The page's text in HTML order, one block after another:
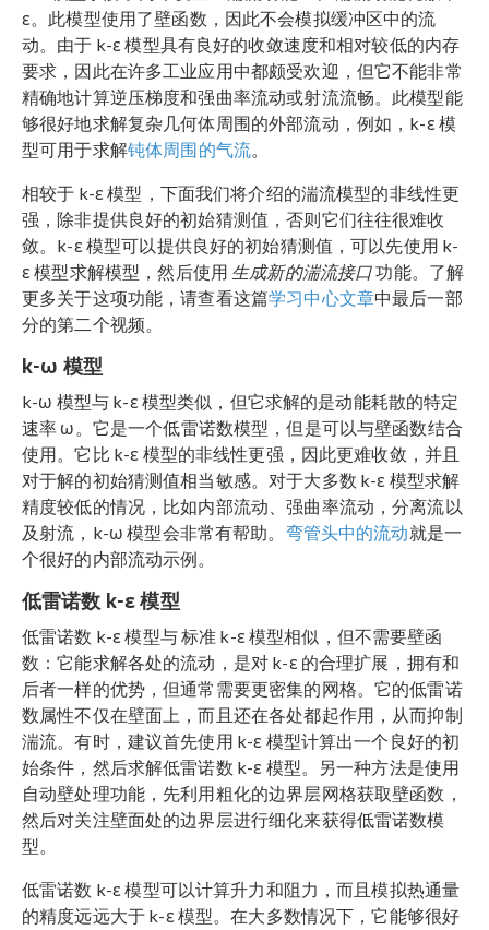
ε。此模型使用了壁函数，因此不会模拟缓冲区中的流
动。由于 k-ε 模型具有良好的收敛速度和相对较低的内存
要求，因此在许多工业应用中都颇受欢迎，但它不能非常
精确地计算逆压梯度和强曲率流动或射流流畅。此模型能
够很好地求解复杂几何体周围的外部流动，例如，k-ε 模
型可用于求解钝体周围的气流。
相较于 k-ε 模型，下面我们将介绍的湍流模型的非线性更
强，除非提供良好的初始猜测值，否则它们往往很难收
敛。k-ε 模型可以提供良好的初始猜测值，可以先使用 k-
ε 模型求解模型，然后使用 生成新的湍流接口功能。了解
更多关于这项功能，请查看这篇学习中心文章中最后一部
分的第二个视频。
k-ω 模型
k-ω 模型与 k-ε 模型类似，但它求解的是动能耗散的特定
速率 ω。它是一个低雷诺数模型，但是可以与壁函数结合
使用。它比 k-ε 模型的非线性更强，因此更难收敛，并且
对于解的初始猜测值相当敏感。对于大多数 k-ε 模型求解
精度较低的情况，比如内部流动、强曲率流动，分离流以
及射流，k-ω 模型会非常有帮助。 弯管头中的流动就是一
个很好的内部流动示例。
低雷诺数 k-ε 模型
低雷诺数 k-ε 模型与 标准 k-ε 模型相似，但不需要壁函
数：它能求解各处的流动，是对 k-ε 的合理扩展，拥有和
后者一样的优势，但通常需要更密集的网格。它的低雷诺
数属性不仅在壁面上，而且还在各处都起作用，从而抑制
湍流。有时，建议首先使用 k-ε 模型计算出一个良好的初
始条件，然后求解低雷诺数 k-ε 模型。另一种方法是使用
自动壁处理功能，先利用粗化的边界层网格获取壁函数，
然后对关注壁面处的边界层进行细化来获得低雷诺数模
型。
低雷诺数 k-ε 模型可以计算升力和阻力，而且模拟热通量
的精度远远大于 k-ε 模型。在大多数情况下，它能够很好